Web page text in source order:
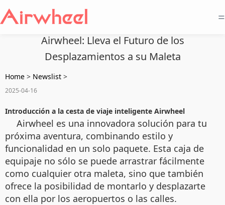
=
Airwheel: Lleva el Futuro de los
Desplazamientos a su Maleta
Home > Newslist >
2025-04-16
Introducción a la cesta de viaje inteligente Airwheel
Airwheel es una innovadora solución para tu
próxima aventura, combinando estilo y
funcionalidad en un solo paquete. Esta caja de
equipaje no sólo se puede arrastrar fácilmente
como cualquier otra maleta, sino que también
ofrece la posibilidad de montarlo y desplazarte
con ella por los aeropuertos o las calles.